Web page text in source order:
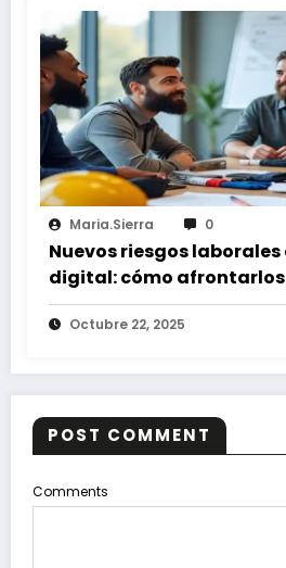
Maria.sierra 0
Nuevos riesgos laborales
digital: cómo afrontarlos
estrategias modernas
Octubre 22, 2025
POST COMMENT
Comments